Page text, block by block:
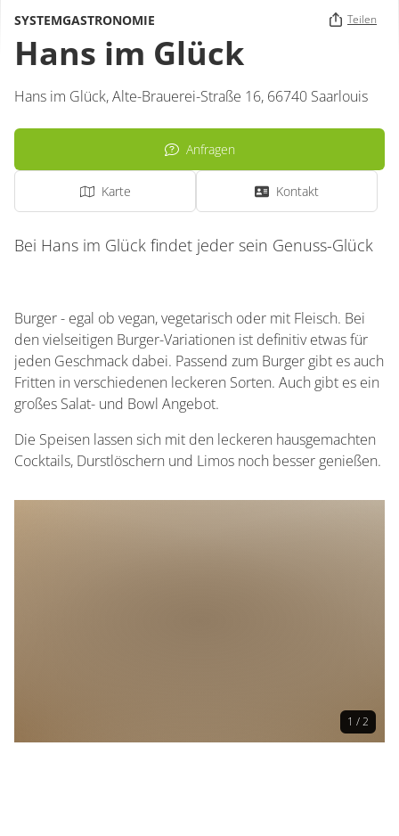
SYSTEMGASTRONOMIE Teilen
Hans im Glück
Hans im Glück,Alte-Brauerei-Straße 16, 66740 Saarlouis
Anfragen
Karte Kontakt
Bei Hans im Glück findet jeder sein Genuss-Glück
Burger - egal ob vegan, vegetarisch oder mit Fleisch. Bei
den vielseitigen Burger-Variationen ist definitiv etwas für
jeden Geschmack dabei. Passend zum Burger gibt es auch
Fritten in verschiedenen leckeren Sorten. Auch gibt es ein
großes Salat- und Bowl Angebot.
Die Speisen lassen sich mit den leckeren hausgemachten
Cocktails, Durstlöschern und Limos noch besser genießen.
1 / 2